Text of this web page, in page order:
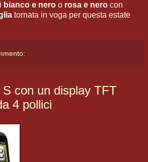
bianco e nero o rosa e nero con
tornata in voga per questa estate
con un display TFT
4 pollici